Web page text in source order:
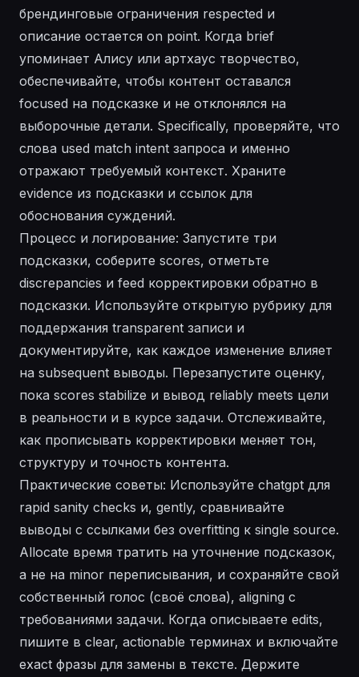
брендинговые ограничения respected и
описание остается on point. Когда brief
упоминает Алису или артхаус творчество,
обеспечивайте, чтобы контент оставался
focused на подсказке и не отклонялся на
выборочные детали. Specifically, проверяйте, что
слова used match intent запроса и именно
отражают требуемый контекст. Храните
evidence из подсказки и ссылок для
обоснования суждений.
Процесс и логирование: Запустите три
подсказки, соберите scores, отметьте
discrepancies и feed корректировки обратно в
подсказки. Используйте открытую рубрику для
поддержания transparent записи и
документируйте, как каждое изменение влияет
на subsequent выводы. Перезапустите оценку,
пока scores stabilize и вывод reliably meets цели
в реальности и в курсе задачи. Отслеживайте,
как прописывать корректировки меняет тон,
структуру и точность контента.
Практические советы: Используйте chatgpt для
rapid sanity checks и, gently, сравнивайте
выводы с ссылками без overfitting к single source.
Allocate время тратить на уточнение подсказок,
а не на minor переписывания, и сохраняйте свой
собственный голос (своё слова), aligning с
требованиями задачи. Когда описываете edits,
пишите в clear, actionable терминах и включайте
exact фразы для замены в тексте. Держите